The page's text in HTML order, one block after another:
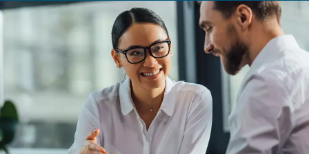
avances en la recuperación y monitorización de
también nos centramos en ofrecerle la tecnología de
elementos, las variantes de presión de aire y el tamaño
Todas estas mejoras se realizan para optimizar el
sistema de aire. Siempre estamos buscando nuevas
minimizar las caídas de presión, las fugas de aire y las
transmisión.